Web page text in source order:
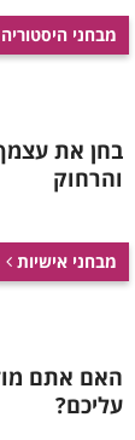
מבחני היסטוריה
והרחוק
מבחני אישיות
האם אתם
עליכם?